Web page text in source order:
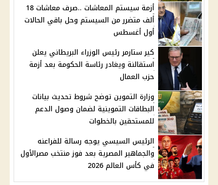
أزمة سيستم المعاشات ..صرف معاشات 18
ألف متضرر من السيستم وحل باقي الحالات
أول أغسطس
كير ستارمر رئيس الوزراء البريطاني يعلن
استقالنة ويغادر رئاسة الحكومة بعد أزمة
حزب العمال
وزارة التموين توضح شروط تحديث بيانات
البطاقات التموينية لضمان وصول الدعم
للمستحقين بالخطوات
الرئيس السيسي يوجه رسالة للفراعنه
والجماهير المصرية بعد فوز منتخب مصرالأول
في كأس العالم 2026